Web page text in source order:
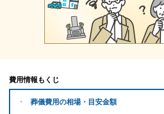
費用情報もくじ
葬儀費用の相場・目安金額